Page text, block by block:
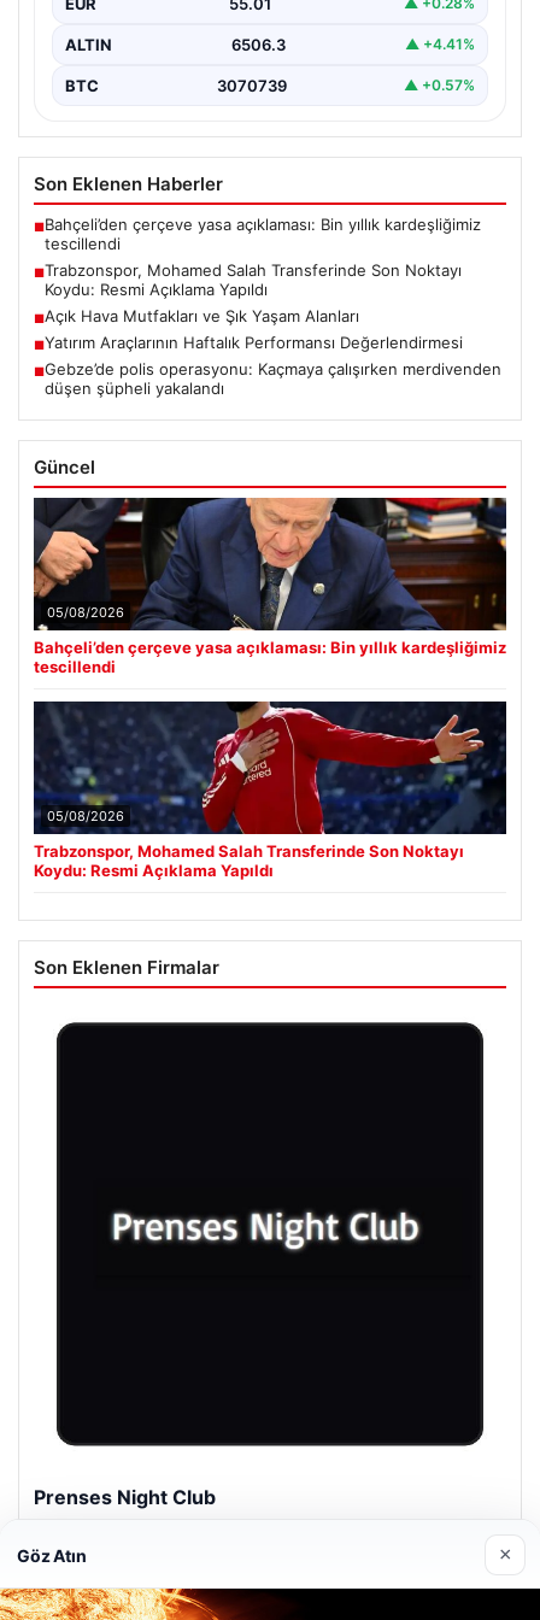
…
ALTIN 6506.3 ▲ +4.41%
BTC 3070739 ▲ +0.57%
Son Eklenen Haberler
■Bahçeli’den çerçeve yasa açıklaması: Bin yıllık kardeşliğimiz
tescillendi
■Trabzonspor, Mohamed Salah Transferinde Son Noktayı
Koydu: Resmi Açıklama Yapıldı
■Açık Hava Mutfakları ve Şık Yaşam Alanları
■Yatırım Araçlarının Haftalık Performansı Değerlendirmesi
■Gebze’de polis operasyonu: Kaçmaya çalışırken merdivenden
düşen şüpheli yakalandı
Güncel
05/08/2026
Bahçeli’den çerçeve yasa açıklaması: Bin yıllık kardeşliğimiz
tescillendi
05/08/2026
Trabzonspor, Mohamed Salah Transferinde Son Noktayı
Koydu: Resmi Açıklama Yapıldı
Son Eklenen Firmalar
Prenses Night Club
Göz Atın ×